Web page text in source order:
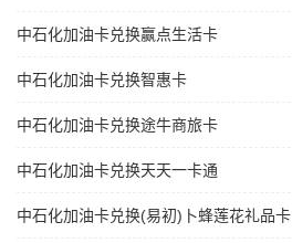
中石化加油卡兑换赢点生活卡
中石化加油卡兑换智惠卡
中石化加油卡兑换途牛商旅卡
中石化加油卡兑换天天一卡通
中石化加油卡兑换(易初)卜蜂莲花礼品卡